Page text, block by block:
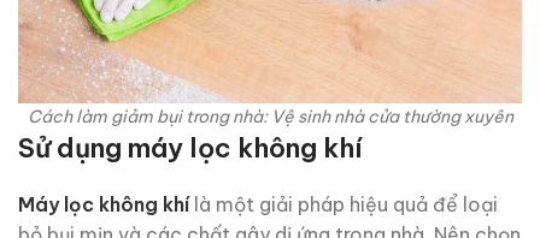
Cách làm giảm bụi trong nhà: Vệ sinh nhà cửa thường xuyên
Sử dụng máy lọc không khí
Máy lọc không khí là một giải pháp hiệu quả để loại